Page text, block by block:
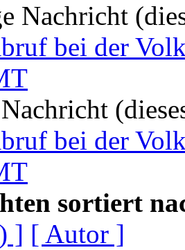
Nachricht
bei der
bei der
sortiert
] [ Autor ]